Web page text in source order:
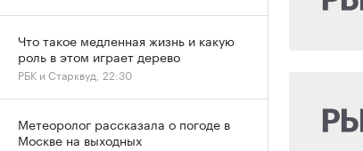
Что такое медленная жизнь и какую
роль в этом играет дерево
РБК и Старквуд, 22:30
Метеоролог рассказала о погоде в
Москве на выходных